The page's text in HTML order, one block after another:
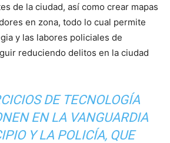
de la ciudad, así como crear mapas
en zona, todo lo cual permite
y las labores policiales de
reduciendo delitos en la ciudad
DE TECNOLOGÍA
EN LA VANGUARDIA
Y LA POLICÍA, QUE